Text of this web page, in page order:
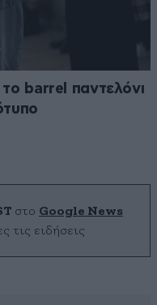
barrel παντελόνι
στο Google News
τις ειδήσεις